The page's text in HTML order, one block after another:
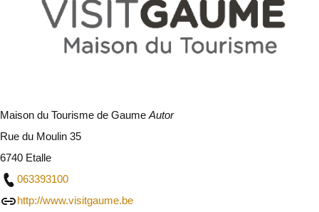
Maison du Tourisme de Gaume Autor
Rue du Moulin 35
6740 Etalle
063393100
http://www.visitgaume.be